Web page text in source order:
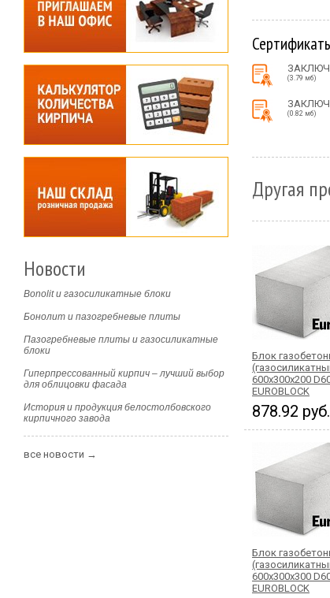
(3.79 мб)
(0.82 мб)
Другая
Блок
600x300x200
EUROBLOCK
878.92 руб.
Блок
600x300x300
EUROBLOCK
Новости
Bonolit и газосиликатные блоки
Бонолит и пазогребневые плиты
Пазогребневые плиты и газосиликатные
блоки
Гиперпрессованный кирпич – лучший выбор
для облицовки фасада
История и продукция белостолбовского
кирпичного завода
все новости →